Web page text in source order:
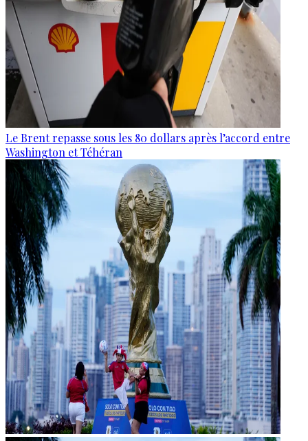
Le Brent repasse sous les 80 dollars après l’accord entre
Washington et Téhéran